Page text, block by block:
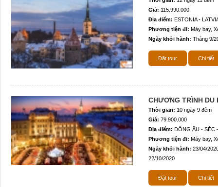
Giá: 115.990.000
Địa điểm: ESTONIA -
Phương tiện đi: Máy bay,
Ngày khởi hành: Tháng 9/
Đặt tour Chi tiết
CHƯƠNG TRÌNH DU
Thời gian: 10 ngày 9 đêm
Giá: 79.900.000
Địa điểm: ĐÔNG ÂU - SÉC
Phương tiện đi: Máy bay,
Ngày khởi hành: 23/04/
22/10/2020
Đặt tour Chi tiết